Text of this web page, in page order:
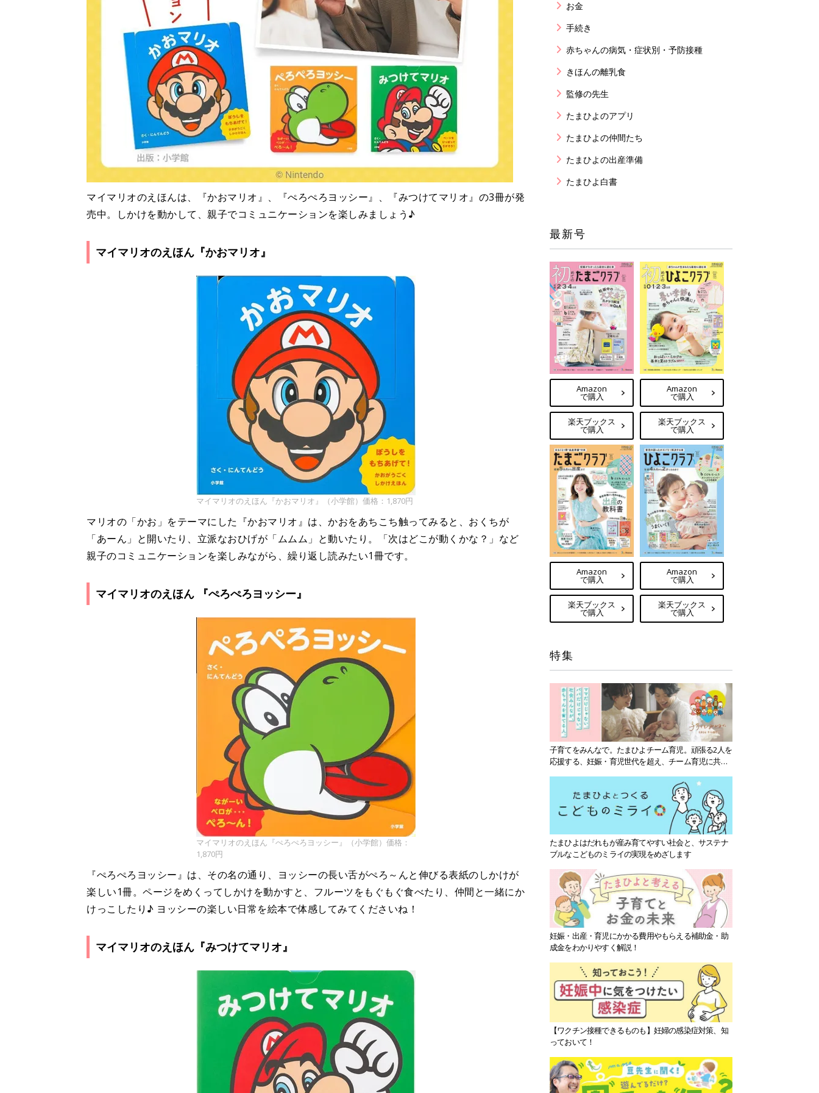
マイマリオのえほんは、『かおマリオ』、『ぺろぺろヨッシー』、『みつけてマリオ』の3冊が発
売中。しかけを動かして、親子でコミュニケーションを楽しみましょう♪
マイマリオのえほん『かおマリオ』
マイマリオのえほん『かおマリオ』（小学館）価格：1,870円
マリオの「かお」をテーマにした『かおマリオ』は、かおをあちこち触ってみると、おくちが
「あーん」と開いたり、立派なおひげが「ムムム」と動いたり。「次はどこが動くかな？」など
親子のコミュニケーションを楽しみながら、繰り返し読みたい1冊です。
マイマリオのえほん 『ぺろぺろヨッシー』
マイマリオのえほん『ぺろぺろヨッシー』（小学館）価格：
1,870円
『ぺろぺろヨッシー』は、その名の通り、ヨッシーの長い舌がぺろ～んと伸びる表紙のしかけが
楽しい1冊。ページをめくってしかけを動かすと、フルーツをもぐもぐ食べたり、仲間と一緒にか
けっこしたり♪ ヨッシーの楽しい日常を絵本で体感してみてくださいね！
マイマリオのえほん『みつけてマリオ』
お金
手続き
赤ちゃんの病気・症状別・予防接種
きほんの離乳食
監修の先生
たまひよのアプリ
たまひよの仲間たち
たまひよの出産準備
たまひよ白書
最新号
Amazon
で購入
楽天ブックス
で購入
Amazon
で購入
楽天ブックス
で購入
Amazon
で購入
楽天ブックス
で購入
Amazon
で購入
楽天ブックス
で購入
特集
子育てをみんなで。たまひよチーム育児。頑張る2人を
応援する、妊娠・育児世代を超え、チーム育児に共感
たまひよはだれもが産み育てやすい社会と、サステナ
ブルなこどものミライの実現をめざします
妊娠・出産・育児にかかる費用やもらえる補助金・助
成金をわかりやすく解説！
【ワクチン接種できるものも】妊婦の感染症対策、知
っておいて！